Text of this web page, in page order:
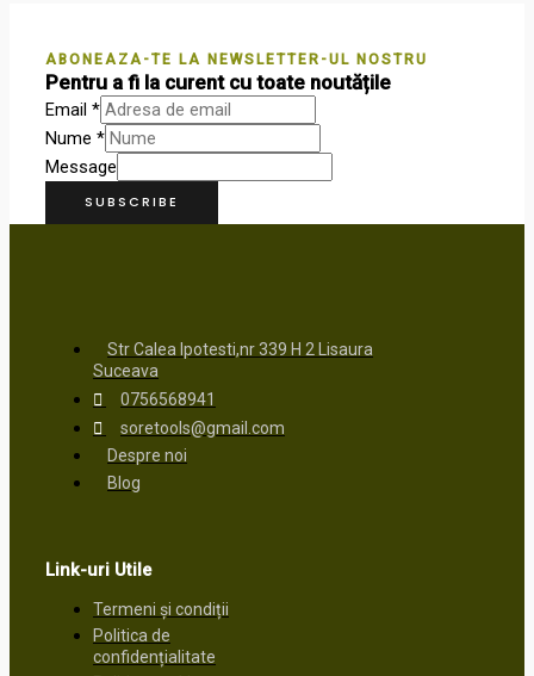
ABONEAZA-TE LA NEWSLETTER-UL NOSTRU
Pentru a fi la curent cu toate noutățile
Nume *
Email *
Message
SUBSCRIBE
Str Calea Ipotesti,nr 339 H 2 Lisaura
Suceava
0756568941
soretools@gmail.com
Despre noi
Blog
Link-uri Utile
Termeni și condiții
Politica de
confidențialitate